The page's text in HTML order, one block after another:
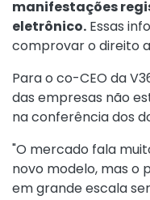
manifestações
eletrônico. Essas
comprovar o direito
Para o co-CEO da
das empresas não
na conferência dos
"O mercado fala
novo modelo, mas
em grande escala